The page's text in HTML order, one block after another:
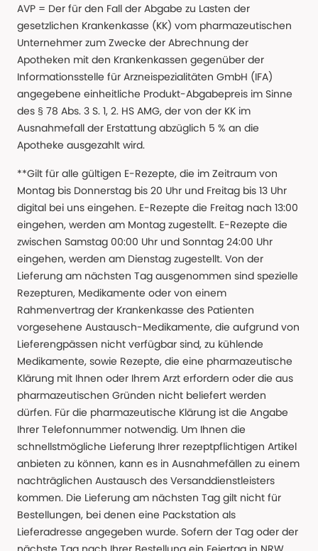
AVP = Der für den Fall der Abgabe zu Lasten der
gesetzlichen Krankenkasse (KK) vom pharmazeutischen
Unternehmer zum Zwecke der Abrechnung der
Apotheken mit den Krankenkassen gegenüber der
Informationsstelle für Arzneispezialitäten GmbH (IFA)
angegebene einheitliche Produkt-Abgabepreis im Sinne
des § 78 Abs. 3 S. 1, 2. HS AMG, der von der KK im
Ausnahmefall der Erstattung abzüglich 5 % an die
Apotheke ausgezahlt wird.
**Gilt für alle gültigen E-Rezepte, die im Zeitraum von
Montag bis Donnerstag bis 20 Uhr und Freitag bis 13 Uhr
digital bei uns eingehen. E-Rezepte die Freitag nach 13:00
eingehen, werden am Montag zugestellt. E-Rezepte die
zwischen Samstag 00:00 Uhr und Sonntag 24:00 Uhr
eingehen, werden am Dienstag zugestellt. Von der
Lieferung am nächsten Tag ausgenommen sind spezielle
Rezepturen, Medikamente oder von einem
Rahmenvertrag der Krankenkasse des Patienten
vorgesehene Austausch-Medikamente, die aufgrund von
Lieferengpässen nicht verfügbar sind, zu kühlende
Medikamente, sowie Rezepte, die eine pharmazeutische
Klärung mit Ihnen oder Ihrem Arzt erfordern oder die aus
pharmazeutischen Gründen nicht beliefert werden
dürfen. Für die pharmazeutische Klärung ist die Angabe
Ihrer Telefonnummer notwendig. Um Ihnen die
schnellstmögliche Lieferung Ihrer rezeptpflichtigen Artikel
anbieten zu können, kann es in Ausnahmefällen zu einem
nachträglichen Austausch des Versanddienstleisters
kommen. Die Lieferung am nächsten Tag gilt nicht für
Bestellungen, bei denen eine Packstation als
Lieferadresse angegeben wurde. Sofern der Tag oder der